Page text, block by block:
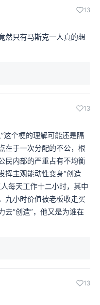
13
然只有马斯克一人真的想
13
这个梗的理解可能还是隔
在于一次分配的不公，根
民内部的严重占有不均衡
挥主观能动性变身“创造
每天工作十二小时，其中
九小时价值被老板收走买
去“创造”，他又是为谁在
13